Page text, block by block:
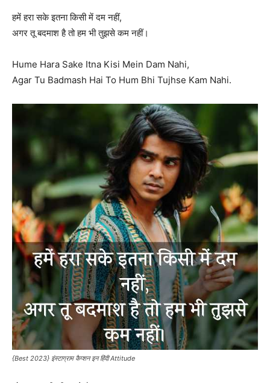
हमें हरा सके इतना किसी में दम नहीं,
अगर तू बदमाश है तो हम भी तुझसे कम नहीं।
Hume Hara Sake Itna Kisi Mein Dam Nahi,
Agar Tu Badmash Hai To Hum Bhi Tujhse Kam Nahi.
{Best 2023} इंस्टाग्राम कैप्शन इन हिंदी Attitude